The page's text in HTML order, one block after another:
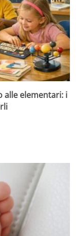
alle elementari: i